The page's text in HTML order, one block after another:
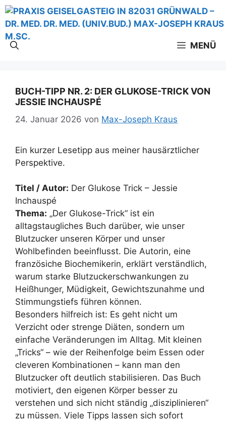
Zum
Inhalt
springen
MENÜ
BUCH-TIPP NR. 2: DER GLUKOSE-TRICK VON
JESSIE INCHAUSPÉ
24. Januar 2026 von Max-Joseph Kraus
Ein kurzer Lesetipp aus meiner hausärztlicher
Perspektive.
Titel / Autor: Der Glukose Trick – Jessie
Inchauspé
Thema: „Der Glukose-Trick“ ist ein
alltagstaugliches Buch darüber, wie unser
Blutzucker unseren Körper und unser
Wohlbefinden beeinflusst. Die Autorin, eine
französiche Biochemikerin, erklärt verständlich,
warum starke Blutzuckerschwankungen zu
Heißhunger, Müdigkeit, Gewichtszunahme und
Stimmungstiefs führen können.
Besonders hilfreich ist: Es geht nicht um
Verzicht oder strenge Diäten, sondern um
einfache Veränderungen im Alltag. Mit kleinen
„Tricks“ – wie der Reihenfolge beim Essen oder
cleveren Kombinationen – kann man den
Blutzucker oft deutlich stabilisieren. Das Buch
motiviert, den eigenen Körper besser zu
verstehen und sich nicht ständig „disziplinieren“
zu müssen. Viele Tipps lassen sich sofort